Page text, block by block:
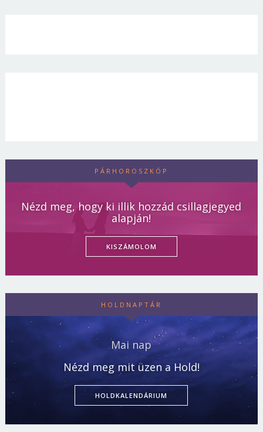
PÁRHOROSZKÓP
Nézd meg, hogy ki illik hozzád csillagjegyed
alapján!
KISZÁMOLOM
HOLDNAPTÁR
Mai nap
Nézd meg mit üzen a Hold!
HOLDKALENDÁRIUM